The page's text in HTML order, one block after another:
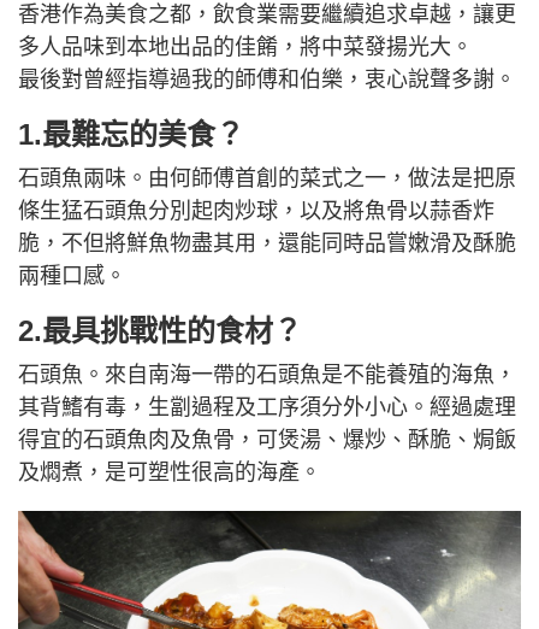
香港作為美食之都，飲食業需要繼續追求卓越，讓更
多人品味到本地出品的佳餚，將中菜發揚光大。
最後對曾經指導過我的師傅和伯樂，衷心說聲多謝。
1.最難忘的美食？
石頭魚兩味。由何師傅首創的菜式之一，做法是把原
條生猛石頭魚分別起肉炒球，以及將魚骨以蒜香炸
脆，不但將鮮魚物盡其用，還能同時品嘗嫩滑及酥脆
兩種口感。
2.最具挑戰性的食材？
石頭魚。來自南海一帶的石頭魚是不能養殖的海魚，
其背鰭有毒，生劏過程及工序須分外小心。經過處理
得宜的石頭魚肉及魚骨，可煲湯、爆炒、酥脆、焗飯
及燜煮，是可塑性很高的海產。